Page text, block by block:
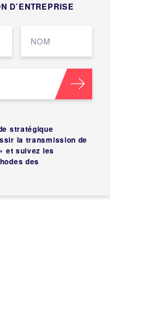
D’ENTREPRISE
stratégique
la transmission de
et suivez les
des